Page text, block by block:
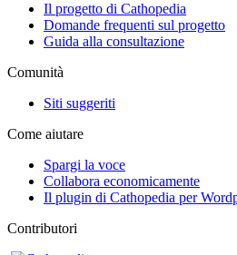
Il progetto di Cathopedia
Domande frequenti sul progetto
Guida alla consultazione
Comunità
Siti suggeriti
Come aiutare
Spargi la voce
Collabora economicamente
Il plugin di Cathopedia per
Contributori